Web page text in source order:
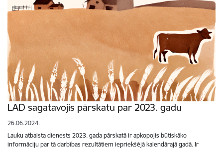
LAD sagatavojis pārskatu par 2023. gadu
26.06.2024.
Lauku atbalsta dienests 2023. gada pārskatā ir apkopojis būtiskāko
informāciju par tā darbības rezultātiem iepriekšējā kalendārajā gadā. Ir